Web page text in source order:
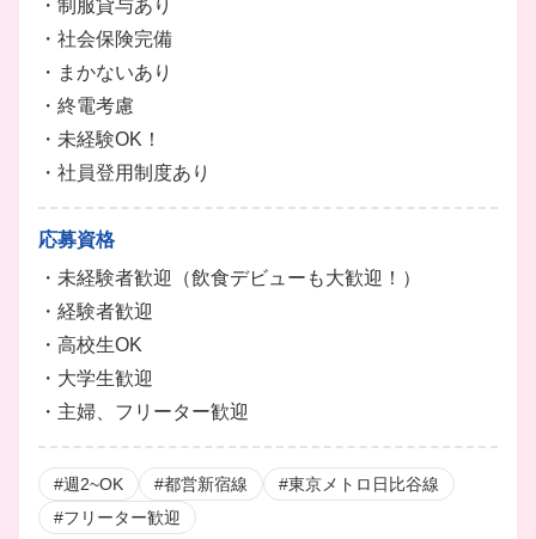
・制服貸与あり
・社会保険完備
・まかないあり
・終電考慮
・未経験OK！
・社員登用制度あり
応募資格
・未経験者歓迎（飲食デビューも大歓迎！）
・経験者歓迎
・高校生OK
・大学生歓迎
・主婦、フリーター歓迎
#週2~OK #都営新宿線
#東京メトロ日比谷線
#フリーター歓迎